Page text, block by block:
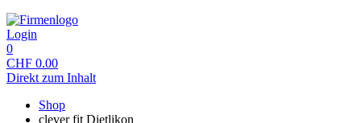
Login
0
CHF 0.00
Direkt zum Inhalt
Shop
clever fit Dietlikon